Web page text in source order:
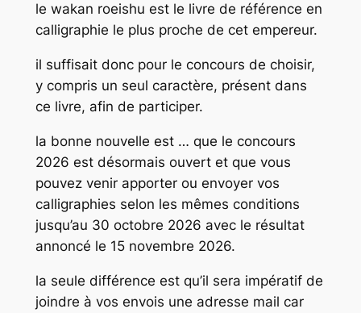
le wakan roeishu est le livre de référence en
calligraphie le plus proche de cet empereur.
il suffisait donc pour le concours de choisir,
y compris un seul caractère, présent dans
ce livre, afin de participer.
la bonne nouvelle est … que le concours
2026 est désormais ouvert et que vous
pouvez venir apporter ou envoyer vos
calligraphies selon les mêmes conditions
jusqu’au 30 octobre 2026 avec le résultat
annoncé le 15 novembre 2026.
la seule différence est qu’il sera impératif de
joindre à vos envois une adresse mail car